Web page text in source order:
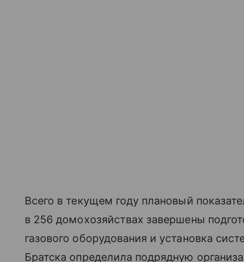
Всего в текущем году плановый
в 256 домохозяйствах завершены
газового оборудования и установка
Братска определила подрядную